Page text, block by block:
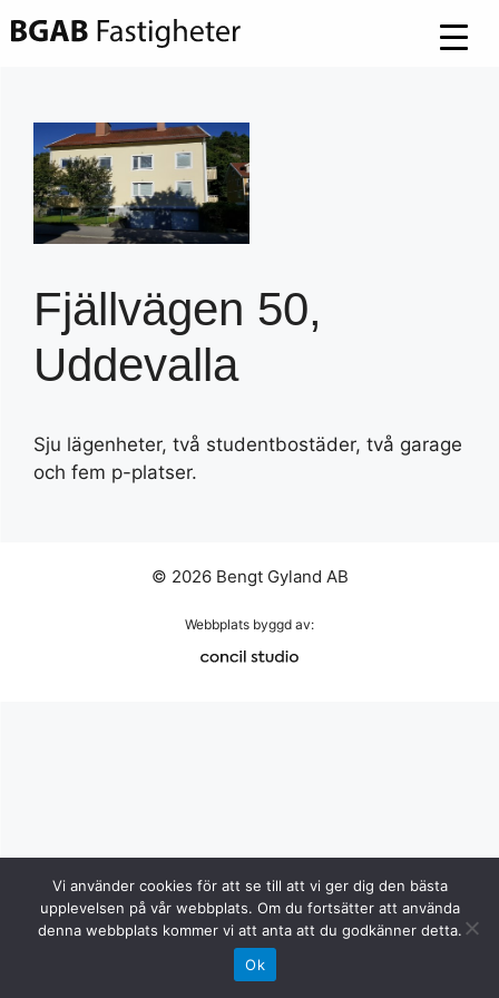
till
Fjällvägen 50,
Uddevalla
Sju lägenheter, två studentbostäder, två garage
och fem p-platser.
© 2026 Bengt Gyland AB
Webbplats byggd av:
Vi använder cookies för att se till att vi ger dig den bästa
upplevelsen på vår webbplats. Om du fortsätter att använda
denna webbplats kommer vi att anta att du godkänner detta.
Ok